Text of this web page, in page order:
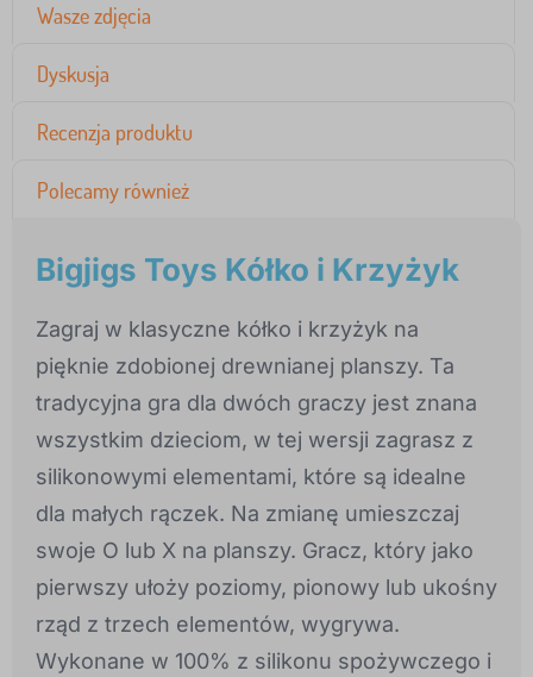
Wasze zdjęcia
Dyskusja
Recenzja produktu
Polecamy również
Bigjigs Toys Kółko i Krzyżyk
Zagraj w klasyczne kółko i krzyżyk na
pięknie zdobionej drewnianej planszy. Ta
tradycyjna gra dla dwóch graczy jest znana
wszystkim dzieciom, w tej wersji zagrasz z
silikonowymi elementami, które są idealne
dla małych rączek. Na zmianę umieszczaj
swoje O lub X na planszy. Gracz, który jako
pierwszy ułoży poziomy, pionowy lub ukośny
rząd z trzech elementów, wygrywa.
Wykonane w 100% z silikonu spożywczego i